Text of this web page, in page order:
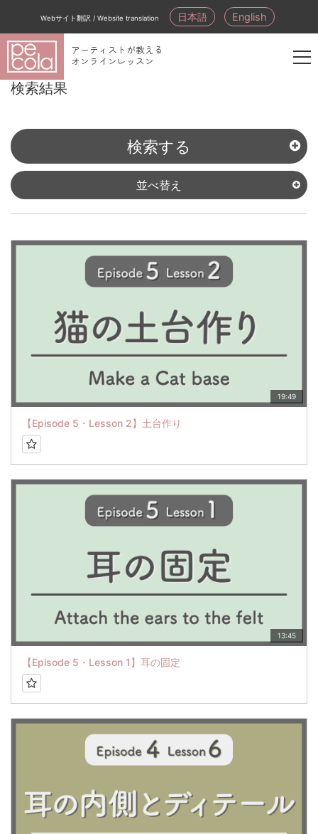
Webサイト翻訳 / Website translation 日本語 English
アーティストが教える
オンラインレッスン
員
登
録
検索結果
検索する
並べ替え
19:49
【Episode 5・Lesson 2】土台作り
13:45
【Episode 5・Lesson 1】耳の固定